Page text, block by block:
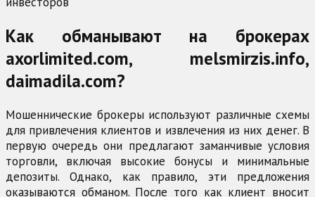
Как обманывают на брокерах
axorlimited.com, melsmirzis.info,
daimadila.com?
Мошеннические брокеры используют различные схемы
для привлечения клиентов и извлечения из них денег. В
первую очередь они предлагают заманчивые условия
торговли, включая высокие бонусы и минимальные
депозиты. Однако, как правило, эти предложения
оказываются обманом. После того как клиент вносит